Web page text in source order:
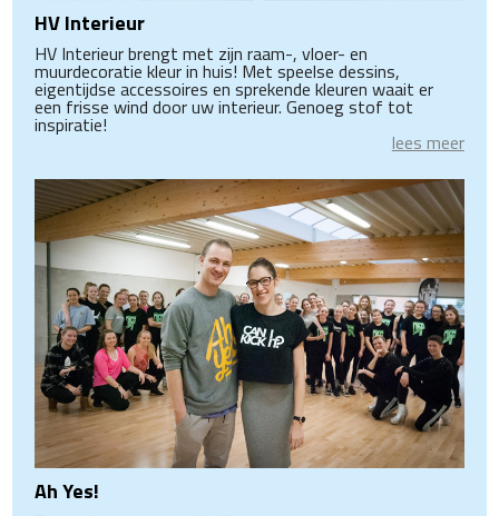
HV Interieur
HV Interieur brengt met zijn raam-, vloer- en
muurdecoratie kleur in huis! Met speelse dessins,
eigentijdse accessoires en sprekende kleuren waait er
een frisse wind door uw interieur. Genoeg stof tot
inspiratie!
lees meer
Ah Yes!